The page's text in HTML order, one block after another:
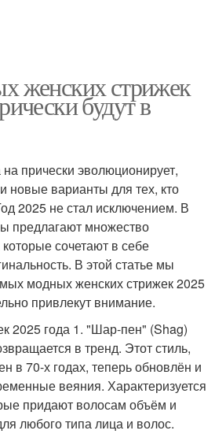
женских стрижек
будут в
прически эволюционирует,
новые варианты для тех, кто
2025 не стал исключением. В
предлагают множество
сочетают в себе
В этой статье мы
модных женских стрижек 2025
привлекут внимание.
2025 года 1. "Шар-пен" (Shag)
в тренд. Этот стиль,
в 70-х годах, теперь обновлён и
веяния. Характеризуется
придают волосам объём и
любого типа лица и волос.